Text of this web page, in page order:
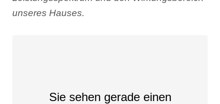
unseres Hauses.
Sie sehen gerade einen